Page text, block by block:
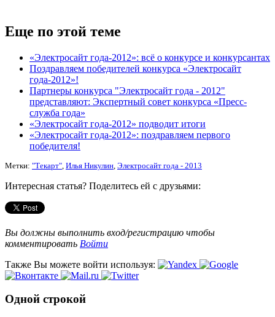
Еще по этой теме
«Электросайт года-2012»: всё о конкурсе и конкурсантах
Поздравляем победителей конкурса «Электросайт
года-2012»!
Партнеры конкурса "Электросайт года - 2012"
представляют: Экспертный совет конкурса «Пресс-
служба года»
«Электросайт года-2012» подводит итоги
«Электросайт года-2012»: поздравляем первого
победителя!
Метки: "Текарт" Илья Никулин Электросайт года - 2013
Интересная статья? Поделитесь ей с друзьями:
Вы должны выполнить вход/регистрацию чтобы
комментировать Войти
Также Вы можете войти используя:
Одной строкой